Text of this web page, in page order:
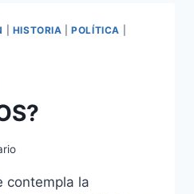
HISTORIA |POLÍTICA
la